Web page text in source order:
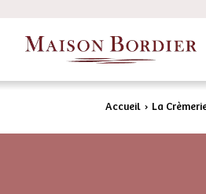
Accueil › La